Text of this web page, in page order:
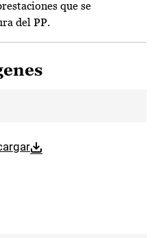
que se
del PP.